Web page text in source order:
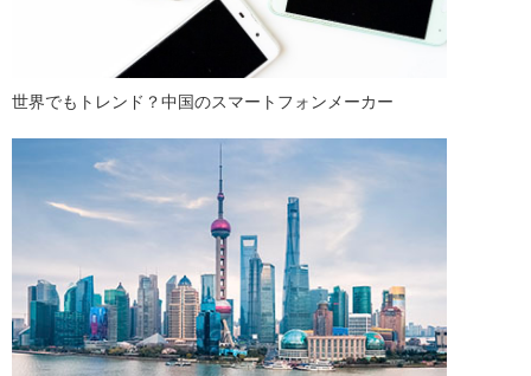
世界でもトレンド？中国のスマートフォンメーカー